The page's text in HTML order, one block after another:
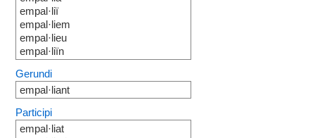
empal·liï
empal·liem
empal·lieu
empal·liïn
Gerundi
empal·liant
Participi
empal·liat